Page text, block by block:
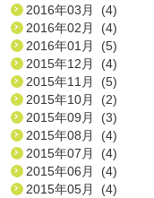
2016年03月 (4)
2016年02月 (4)
2016年01月 (5)
2015年12月 (4)
2015年11月 (5)
2015年10月 (2)
2015年09月 (3)
2015年08月 (4)
2015年07月 (4)
2015年06月 (4)
2015年05月 (4)